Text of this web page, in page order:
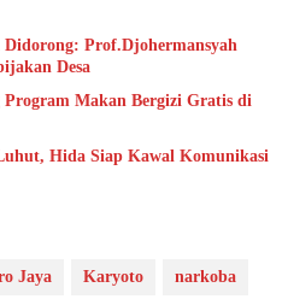
Didorong: Prof.Djohermansyah
Desa
Makan Bergizi Gratis di
Hida Siap Kawal Komunikasi
Jaya Karyoto narkoba